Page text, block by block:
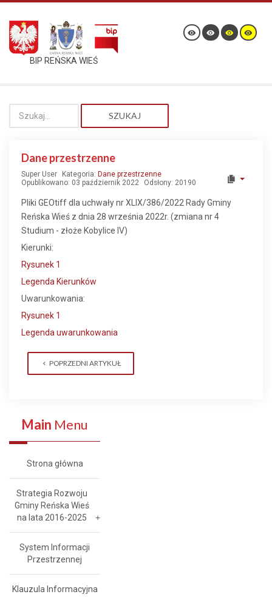
BIP REŃSKA WIEŚ
SZUKAJ
Dane przestrzenne
Super User Kategoria: Dane przestrzenne
Opublikowano: 03 październik 2022
Odsłony: 20190
Pliki GEOtiff dla uchwały nr XLIX/386/2022 Rady Gminy
Reńska Wieś z dnia 28 września 2022r. (zmiana nr 4
Studium - złoże Kobylice IV)
Kierunki:
Rysunek 1
Legenda Kierunków
Uwarunkowania:
Rysunek 1
Legenda uwarunkowania
POPRZEDNI ARTYKUŁ
Main Menu
Strona główna
Strategia Rozwoju
Gminy Reńska Wieś
na lata 2016-2025
System Informacji
Przestrzennej
Klauzula Informacyjna